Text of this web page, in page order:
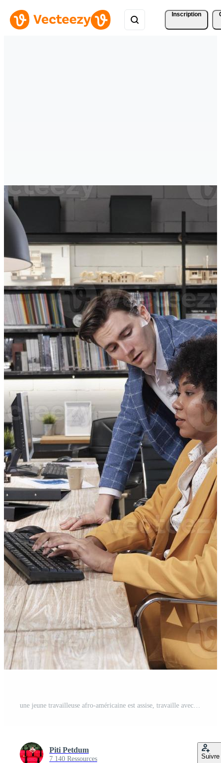
Inscription
Piti Petdum
7 140 Ressources Suivre